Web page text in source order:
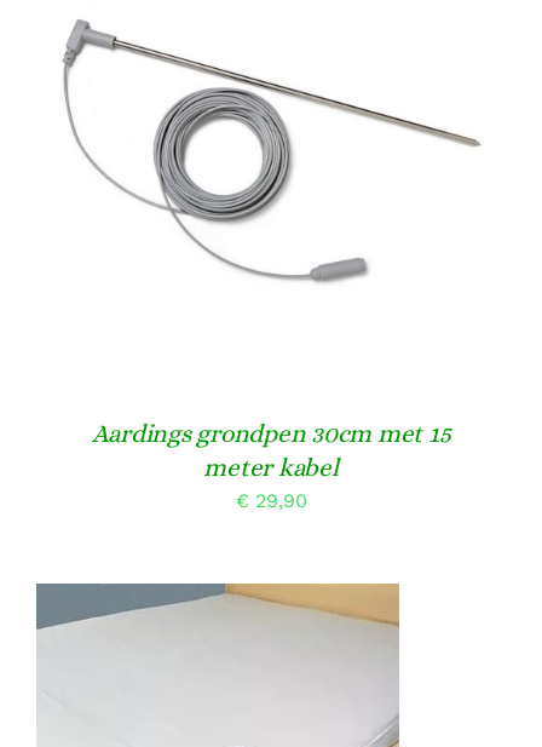
TOEVOEGEN AAN WINKELWAGEN
DETAILS
Aardings grondpen 30cm met 15
meter kabel
€29,90